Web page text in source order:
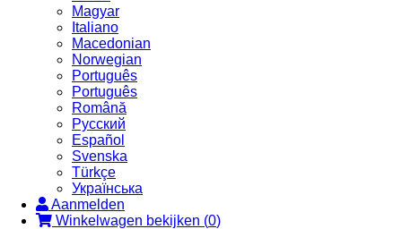
Magyar
Italiano
Macedonian
Norwegian
Português
Português
Română
Русский
Español
Svenska
Türkçe
Українська
Aanmelden
Winkelwagen bekijken (0)